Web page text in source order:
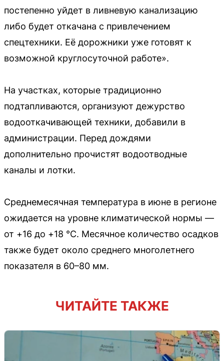
постепенно уйдет в ливневую канализацию
либо будет откачана с привлечением
спецтехники. Её дорожники уже готовят к
возможной круглосуточной работе».
На участках, которые традиционно
подтапливаются, организуют дежурство
водооткачивающей техники, добавили в
администрации. Перед дождями
дополнительно прочистят водоотводные
каналы и лотки.
Среднемесячная температура в июне в регионе
ожидается на уровне климатической нормы —
от +16 до +18 °C. Месячное количество осадков
также будет около среднего многолетнего
показателя в 60–80 мм.
ЧИТАЙТЕ ТАКЖЕ